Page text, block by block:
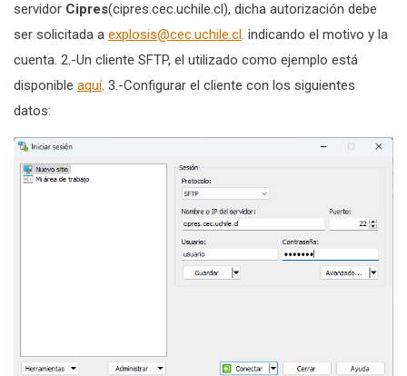
servidor Cipres(cipres.cec.uchile.cl), dicha autorización debe
ser solicitada a explosis@cec.uchile.cl. indicando el motivo y la
cuenta. 2.-Un cliente SFTP, el utilizado como ejemplo está
disponible aquí. 3.-Configurar el cliente con los siguientes
datos: